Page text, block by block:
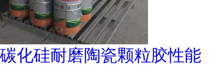
碳化硅耐磨陶瓷颗粒胶性能